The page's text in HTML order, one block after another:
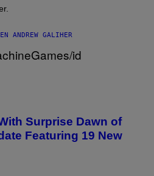
ANDREW GALIHER
Surprise Dawn of
Featuring 19 New